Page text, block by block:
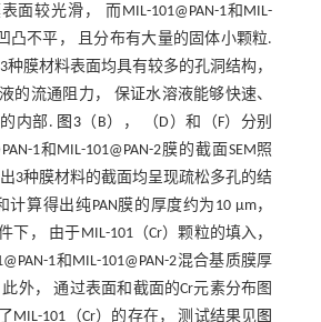
面较光滑， 而MIL-101@PAN-1和MIL-
凸不平， 且分布有大量的固体小颗粒.
种膜材料表面均具有较多的孔洞结构，
的流通阻力， 保证水溶液能够快速、
内部. 图3（B）， （D）和（F）分别
1和MIL-101@PAN-2膜的截面SEM照
3种膜材料的截面均呈现疏松多孔的结
算得出纯PAN膜的厚度约为10 μm，
下， 由于MIL-101（Cr）颗粒的填入，
1和MIL-101@PAN-2混合基质膜厚
外， 通过表面和截面的Cr元素分布图
MIL-101（Cr）的存在， 测试结果见图